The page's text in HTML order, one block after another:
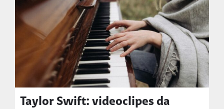
Taylor Swift: videoclipes da